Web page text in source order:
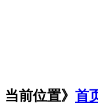
当前位置》 首